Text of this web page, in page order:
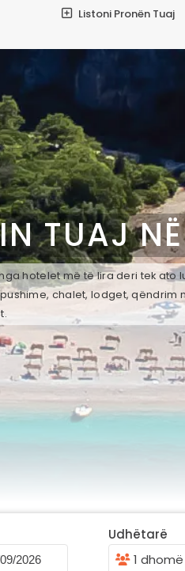
Listoni Pronën Tuaj
TUAJ
hotelet më të lira deri tek ato
chalet, lodget,
Udhëtarë
1 dhomë